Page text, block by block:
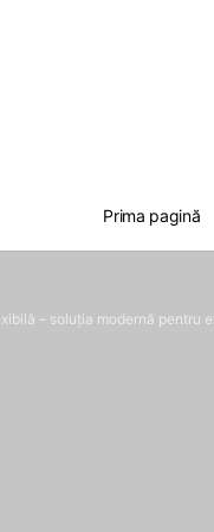
Prima pagină
– soluția modernă pentru